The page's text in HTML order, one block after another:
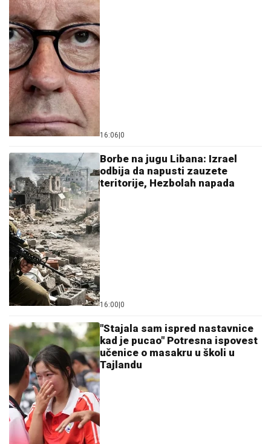
"IMAO JE NAPADE, TREBALO SE
IZBORITI SA TIM"
unuka sa autizmom otišla da živi na
selo, pa morala da donese najtežu
odluku: "Postao je agresivan"
"ZLOČESTA, LJUBOMORNA BABA"
UZVRATILA Cakani na prozivke, pa progovorila o
dečku i šokirala komentarom o Seki Aleksić (VIDEO)
Horor na plaži u Crnoj Gori: Mladić iz
Srbije ulovio smrtonosnu neman koja
seje strah po Jadranu (VIDEO)
(FOTO) NALAZI SE DALEKO OD
Radanović nakon što joj je Ana Nikolić
pretila zbog Raleta - poslala joj jezive
poruke